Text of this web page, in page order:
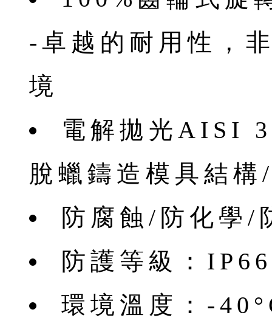
-卓越的耐用性，
境
電解拋光AISI
脫蠟鑄造模具結
防腐蝕/防化學/
防護等級：IP66
環境溫度：-